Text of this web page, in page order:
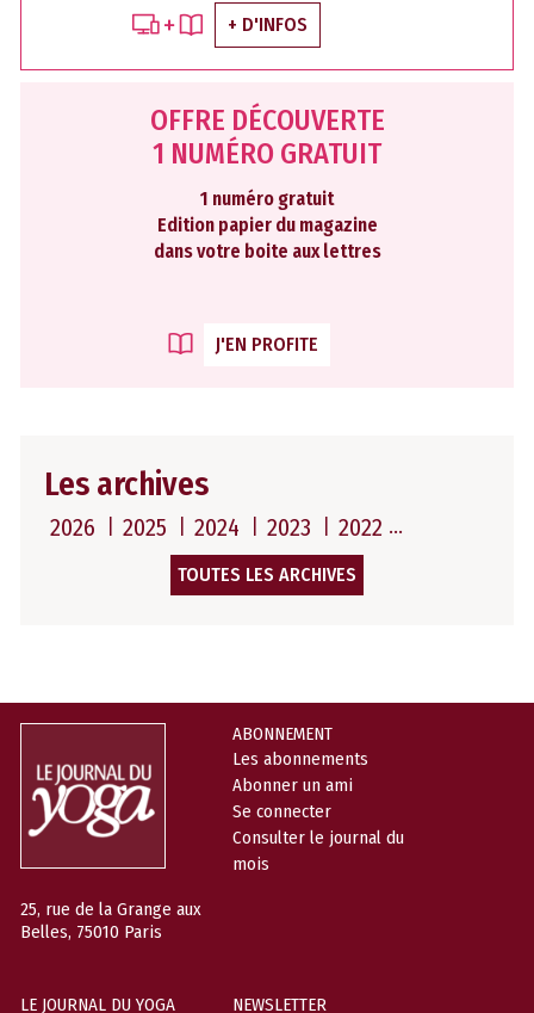
+ D'INFOS
OFFRE DÉCOUVERTE
1 NUMÉRO GRATUIT
1 numéro gratuit
Edition papier du magazine
dans votre boite aux lettres
J'EN PROFITE
Les archives
2026 2025 2024 2023 2022
TOUTES LES ARCHIVES
25, rue de la Grange aux
Belles, 75010 Paris
ABONNEMENT
Les abonnements
Abonner un ami
Se connecter
Consulter le journal du
mois
LE JOURNAL DU YOGA NEWSLETTER